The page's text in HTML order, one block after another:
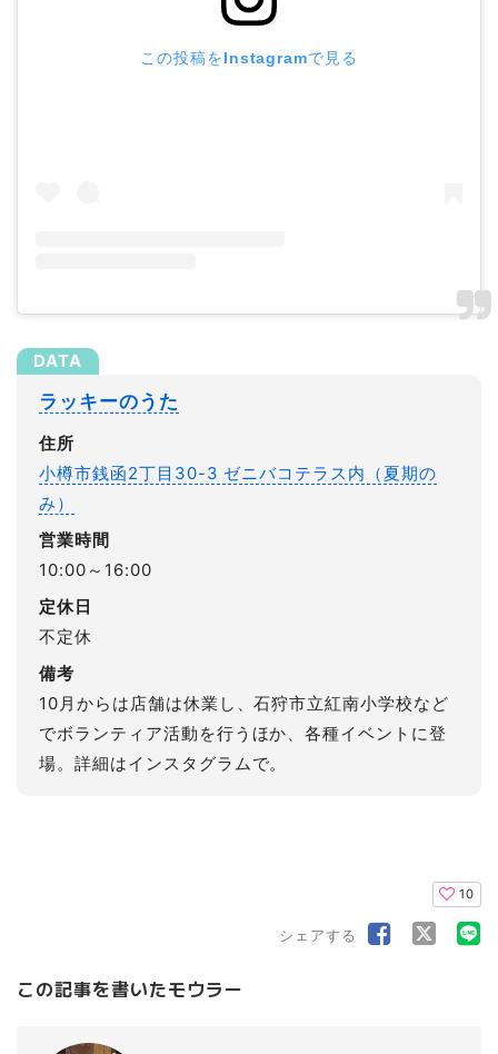
この投稿をInstagramで見る
ラッキーのうた
住所
小樽市銭函2丁目30-3 ゼニバコテラス内（夏期の
み）
営業時間
10:00～16:00
定休日
不定休
備考
10月からは店舗は休業し、石狩市立紅南小学校など
でボランティア活動を行うほか、各種イベントに登
場。詳細はインスタグラムで。
10
シェアする
この記事を書いたモウラー